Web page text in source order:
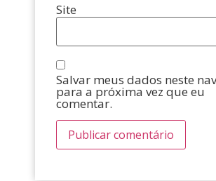
Site
Salvar meus dados neste
para a próxima vez que eu
comentar.